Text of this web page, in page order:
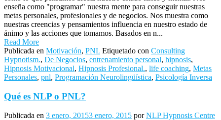
enseña como "programar" nuestra mente para conseguir nuestras
metas personales, profesionales y de negocios. Nos muestra como
nuestras creencias y pensamientos influencia en nuestro estado de
ánimo y las acciones que tomamos. Basados en n...
Read More
Publicada en Motivación, PNL Etiquetado con Consulting
Hypnotism., De Negocios, entrenamiento personal, hipnosis,
Hipnosis Motivacional, Hipnosis Profesional., life coaching, Metas
Personales, pnl, Programación Neurolingüística, Psicología Inversa
Qué es NLP o PNL?
Publicada en 3 enero, 20153 enero, 2015 porNLP Hypnosis Centre